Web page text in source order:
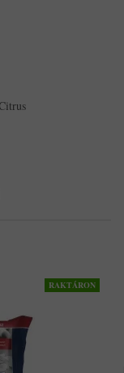
RAKTÁRON